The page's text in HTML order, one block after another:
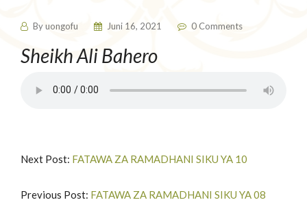
Byuongofu Juni 16, 2021 0 Comments
Sheikh Ali Bahero
Next Post: FATAWA ZA RAMADHANI SIKU YA 10
Previous Post: FATAWA ZA RAMADHANI SIKU YA 08